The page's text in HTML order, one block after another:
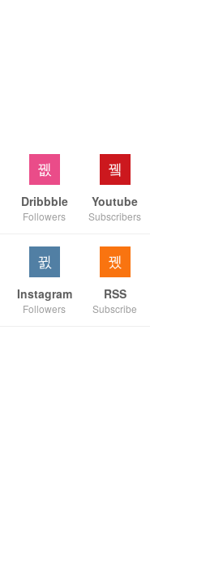
Dribbble
Followers
Youtube
Subscribers
Instagram
Followers
RSS
Subscribe